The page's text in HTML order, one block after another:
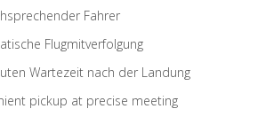
Fahrer
Flugmitverfolgung
Wartezeit nach der Landung
pickup at precise meeting